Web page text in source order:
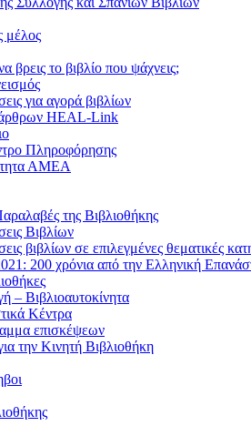
μέλος
βρεις το βιβλίο που ψάχνεις;
για αγορά βιβλίων
HEAL-Link
Πληροφόρησης
ΑΜΕΑ
της Βιβλιοθήκης
Βιβλίων
βιβλίων σε επιλεγμένες θεματικές
200 χρόνια από την Ελληνική
– Βιβλιοαυτοκίνητα
Κέντρα
επισκέψεων
την Κινητή Βιβλιοθήκη